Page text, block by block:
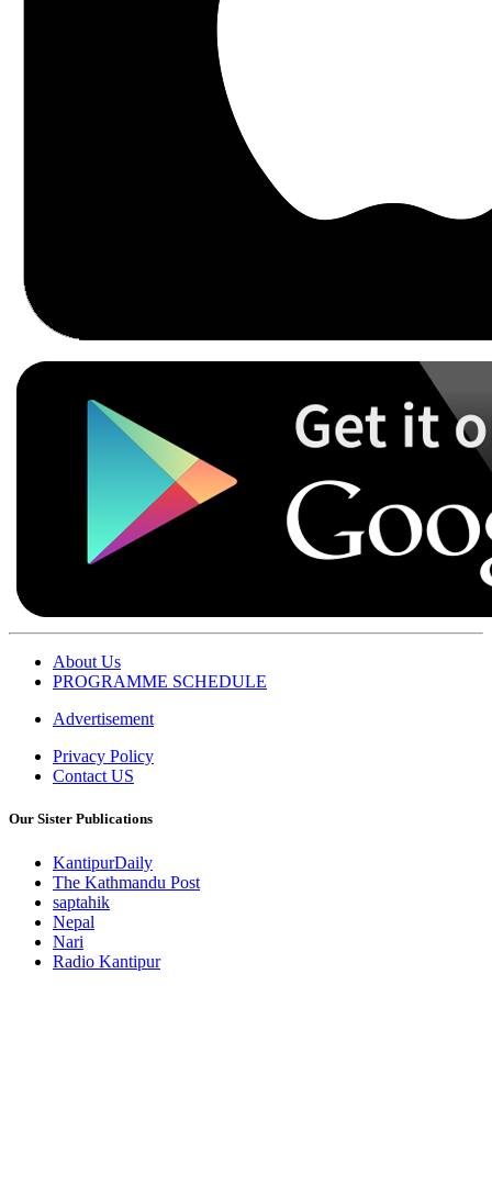
About Us
PROGRAMME SCHEDULE
Advertisement
Privacy Policy
Contact US
Our Sister Publications
KantipurDaily
The Kathmandu Post
saptahik
Nepal
Nari
Radio Kantipur